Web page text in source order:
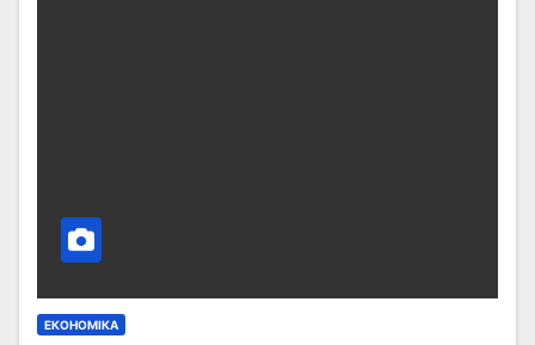
ЕКОНОМІКА